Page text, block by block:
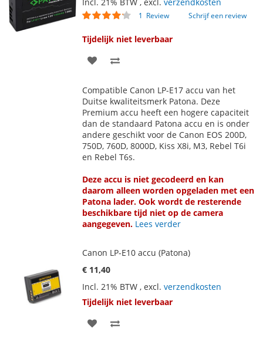
Waardering:
1 Review Schrijf een review
Tijdelijk niet leverbaar
VOEG
AAN
VERLANGLIJST
TE
VERGELIJKEN
Compatible Canon LP-E17 accu van het
Duitse kwaliteitsmerk Patona. Deze
Premium accu heeft een hogere capaciteit
dan de standaard Patona accu en is onder
andere geschikt voor de Canon EOS 200D,
750D, 760D, 8000D, Kiss X8i, M3, Rebel T6i
en Rebel T6s.
Deze accu is niet gecodeerd en kan
daarom alleen worden opgeladen met een
Patona lader. Ook wordt de resterende
beschikbare tijd niet op de camera
aangegeven. Lees verder
Canon LP-E10 accu (Patona)
€ 11,40
Incl. 21% BTW , excl. verzendkosten
Tijdelijk niet leverbaar
VOEG